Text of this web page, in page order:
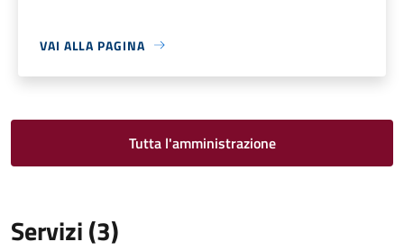
VAI ALLA PAGINA
Tutta l'amministrazione
Servizi (3)